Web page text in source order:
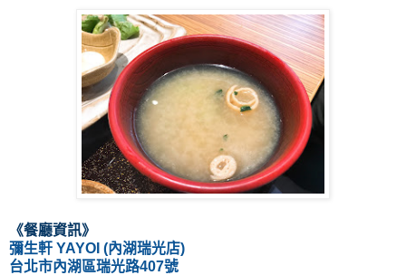
《餐廳資訊》
彌生軒 YAYOI (內湖瑞光店)
台北市內湖區瑞光路407號